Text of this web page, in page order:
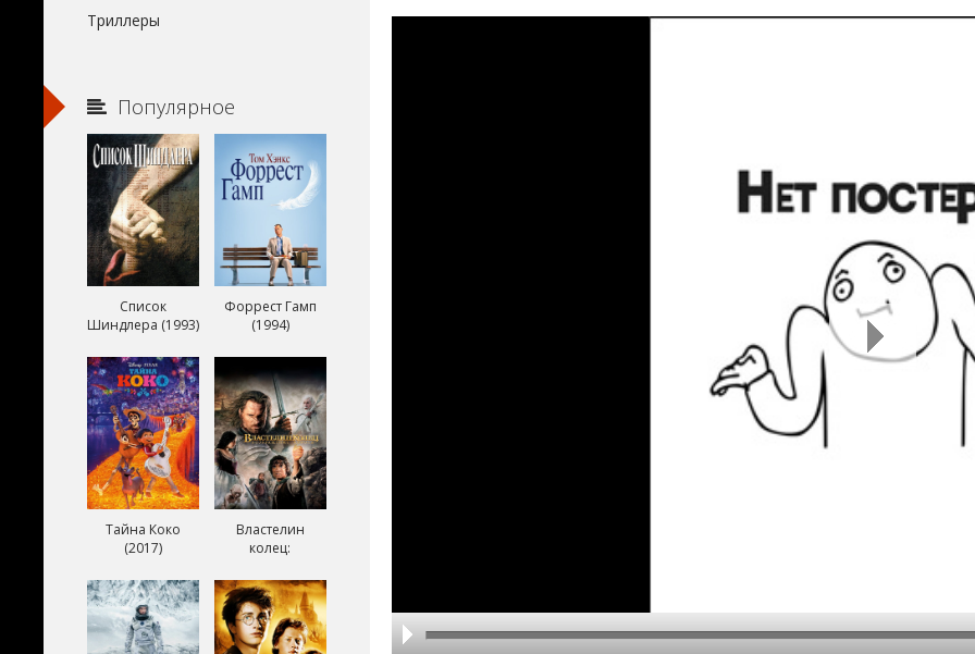
Триллеры
Популярное
Список
Шиндлера (1993)
Форрест Гамп
(1994)
Тайна Коко
(2017)
Властелин
колец:
короля (2003)